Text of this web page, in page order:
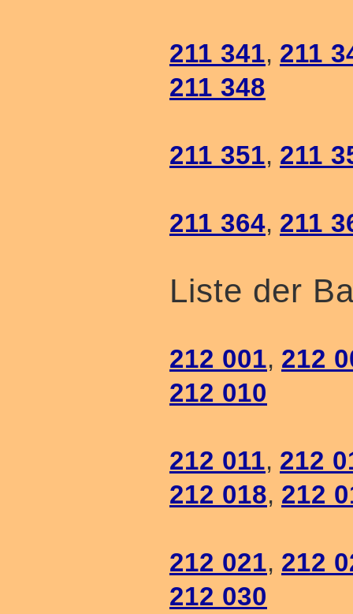
211 341, 211
211 348
211 351, 211
211 364, 211
Liste der
212 001, 212
212 010
212 011, 212
212 018, 212
212 021, 212
212 030